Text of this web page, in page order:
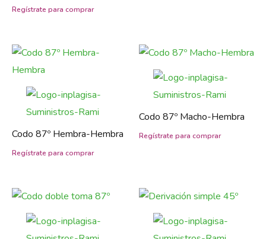
Codo 87º Hembra-Hembra
Codo 87º Macho-Hembra